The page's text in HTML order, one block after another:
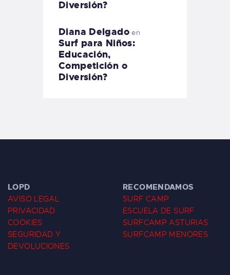
Diversión?
Diana Delgadoen
Surf para Niños:
Educación,
Competición o
Diversión?
LOPD
AVISO LEGAL
PRIVACIDAD
COOKIES
SEGURIDAD Y
DEVOLUCIONES
RECOMENDAMOS
SURF CAMP
ESCUELA DE SURF
SURFCAMP ASTURIAS
SURFCAMP MENORES